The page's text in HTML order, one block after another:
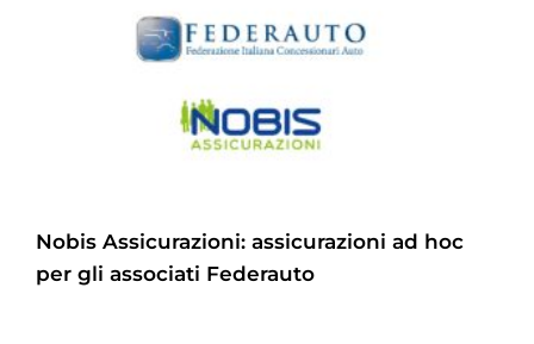
Nobis Assicurazioni: assicurazioni ad hoc
per gli associati Federauto